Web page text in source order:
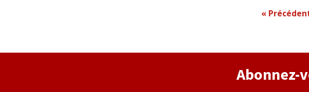
«
Abonnez-